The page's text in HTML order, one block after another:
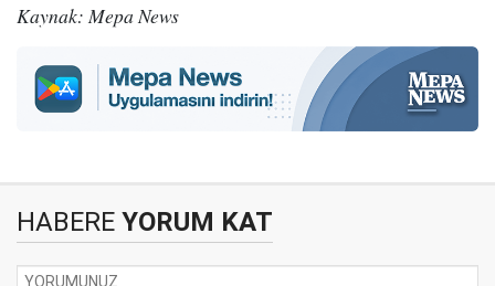
Kaynak: Mepa News
HABERE YORUM KAT